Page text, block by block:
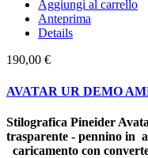
Aggiungi al carrello
Anteprima
Details
190,00 €
AVATAR UR DEMO
Stilografica Pineider
trasparente - pennino in
caricamento con